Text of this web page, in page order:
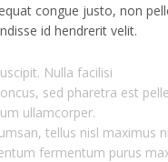
congue justo, non
id hendrerit velit.
Nulla facilisi
sed pharetra est
ullamcorper.
tellus nisl maximus
fermentum purus